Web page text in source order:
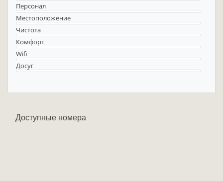
Персонал
Местоположение
Чистота
Комфорт
Wifi
Досуг
Доступные номера